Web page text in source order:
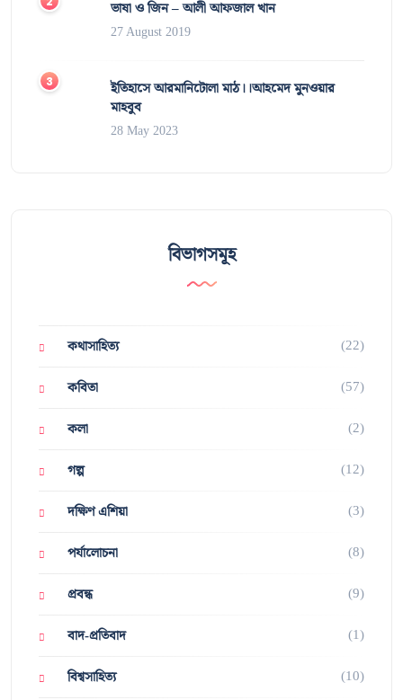
ভাষা ও জিন – আলী আফজাল খান
27 August 2019
ইতিহাসে আরমানিটোলা মাঠ।।আহমেদ মুনওয়ার
মাহবুব
28 May 2023
বিভাগসমূহ
কথাসাহিত্য (22)
কবিতা (57)
কলা (2)
গল্প (12)
দক্ষিণ এশিয়া (3)
পর্যালোচনা (8)
প্রবন্ধ (9)
বাদ-প্রতিবাদ (1)
বিশ্বসাহিত্য (10)